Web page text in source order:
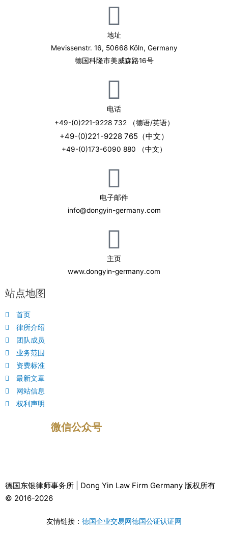
地址
Mevissenstr. 16, 50668 Köln, Germany
德国科隆市美威森路16号
电话
+49-(0)221-9228 732 （德语/英语）
+49-(0)221-9228 765（中文）
+49-(0)173-6090 880 （中文）
电子邮件
info@dongyin-germany.com
主页
www.dongyin-germany.com
站点地图
首页
律所介绍
团队成员
业务范围
资费标准
最新文章
网站信息
权利声明
微信公众号
德国东银律师事务所 | Dong Yin Law Firm Germany 版权所有
© 2016-2026
友情链接： 德国企业交易网德国公证认证网